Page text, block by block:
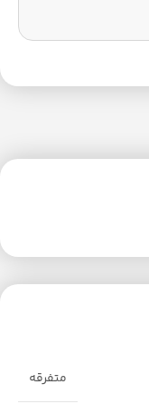
متفرقه